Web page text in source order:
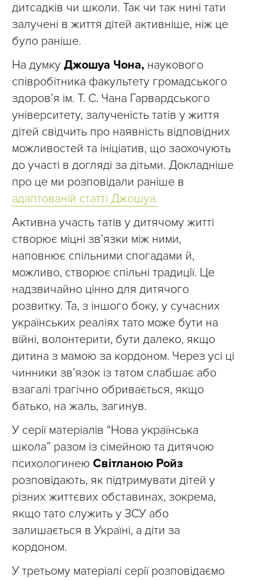
дитсадків чи школи. Так чи так нині тати
залучені в життя дітей активніше, ніж це
було раніше.
На думку Джошуа Чона, наукового
співробітника факультету громадського
здоров’я ім. Т. С. Чана Гарвардського
університету, залученість татів у життя
дітей свідчить про наявність відповідних
можливостей та ініціатив, що заохочують
до участі в догляді за дітьми. Докладніше
про це ми розповідали раніше в
адаптованій статті Джошуа.
Активна участь татів у дитячому житті
створює міцні зв’язки між ними,
наповнює спільними спогадами й,
можливо, створює спільні традиції. Це
надзвичайно цінно для дитячого
розвитку. Та, з іншого боку, у сучасних
українських реаліях тато може бути на
війні, волонтерити, бути далеко, якщо
дитина з мамою за кордоном. Через усі ці
чинники зв’язок із татом слабшає або
взагалі трагічно обривається, якщо
батько, на жаль, загинув.
У серії матеріалів “Нова українська
школа” разом із сімейною та дитячою
психологинею Світланою Ройз
розповідають, як підтримувати дітей у
різних життєвих обставинах, зокрема,
якщо тато служить у ЗСУ або
залишається в Україні, а діти за
кордоном.
У третьому матеріалі серії розповідаємо